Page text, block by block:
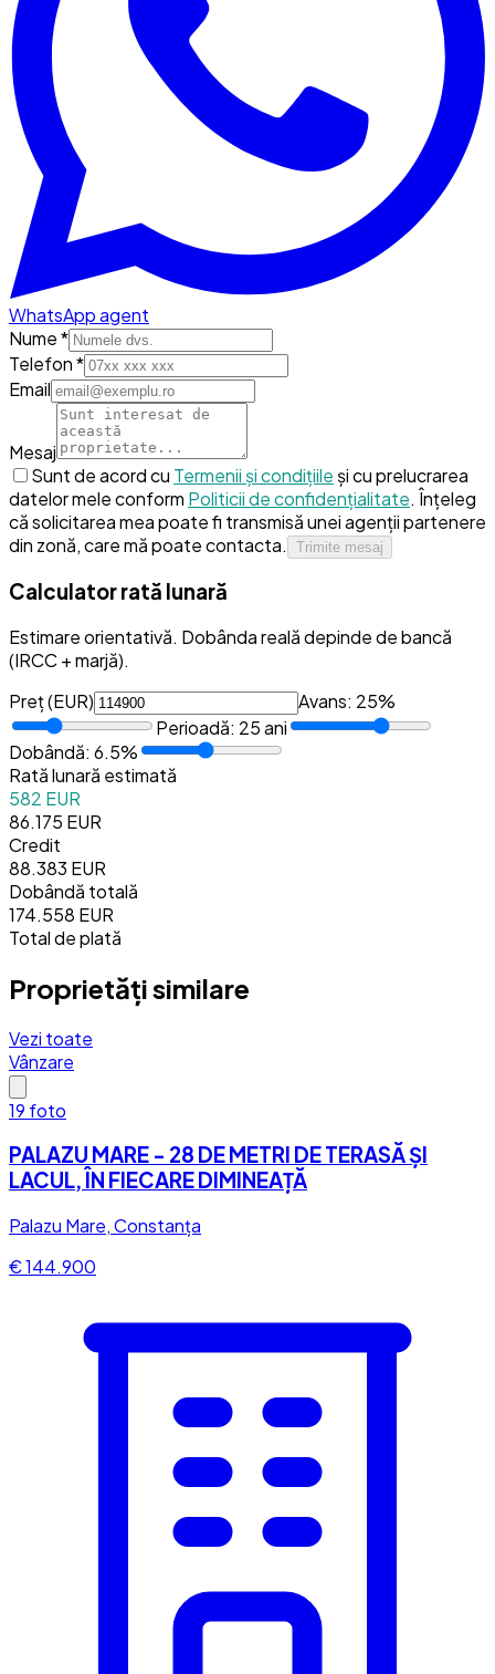
WhatsApp agent
Nume *
Telefon *
Email
Mesaj
Sunt de acord cu Termenii și condițiile și cu prelucrarea
datelor mele conform Politicii de confidențialitate. Înțeleg
că solicitarea mea poate fi transmisă unei agenții partenere
din zonă, care mă poate contacta.
Trimite mesaj
Calculator rată lunară
Estimare orientativă. Dobânda reală depinde de bancă
(IRCC + marjă).
Preț (EUR) Avans: 25%
Perioadă: 25ani
Dobândă: 6.5%
Rată lunară estimată
582 EUR
86.175 EUR
Credit
88.383 EUR
Dobândă totală
174.558 EUR
Total de plată
Proprietăți similare
Vezi toate
Vânzare
19 foto
PALAZU MARE - 28 DE METRI DE TERASĂ ȘI
LACUL, ÎN FIECARE DIMINEAȚĂ
Palazu Mare, Constanța
€ 144.900